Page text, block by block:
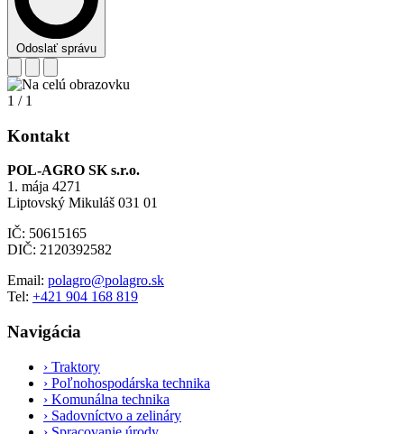
Odoslať správu
1 / 1
Kontakt
POL-AGRO SK s.r.o.
1. mája 4271
Liptovský Mikuláš 031 01
IČ: 50615165
DIČ: 2120392582
Email: polagro@polagro.sk
Tel: +421 904 168 819
Navigácia
› Traktory
› Poľnohospodárska technika
› Komunálna technika
› Sadovníctvo a zelináry